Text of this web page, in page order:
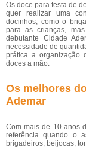
Os doce para festa de
quer realizar uma
docinhos, como o
para as crianças,
debutante Cidade
necessidade de
prática a organização
doces a mão.
Os melhores
Ademar
Com mais de 10 anos
referência quando o
brigadeiros, beijocas,